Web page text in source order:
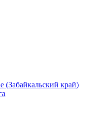
(Забайкальский край)